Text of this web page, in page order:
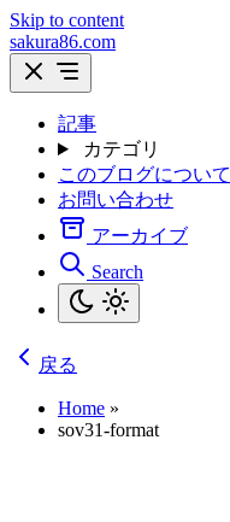
Skip to content
sakura86.com
記事
カテゴリ
このブログについて
お問い合わせ
アーカイブ
Search
戻る
Home »
sov31-format